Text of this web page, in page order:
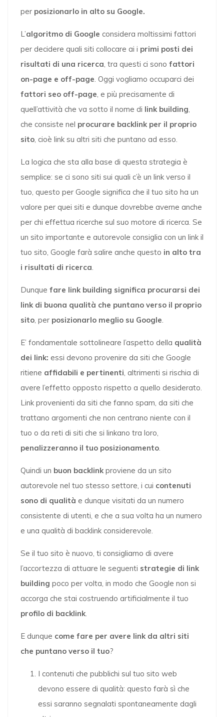
per posizionarlo in alto su Google.
L’algoritmo di Google considera moltissimi fattori
per decidere quali siti collocare ai i primi posti dei
risultati di una ricerca, tra questi ci sono fattori
on-page e off-page. Oggi vogliamo occuparci dei
fattori seo off-page, e più precisamente di
quell’attività che va sotto il nome di link building,
che consiste nel procurare backlink per il proprio
sito, cioè link su altri siti che puntano ad esso.
La logica che sta alla base di questa strategia è
semplice: se ci sono siti sui quali c’è un link verso il
tuo, questo per Google significa che il tuo sito ha un
valore per quei siti e dunque dovrebbe averne anche
per chi effettua ricerche sul suo motore di ricerca. Se
un sito importante e autorevole consiglia con un link il
tuo sito, Google farà salire anche questo in alto tra
i risultati di ricerca.
Dunque fare link building significa procurarsi dei
link di buona qualità che puntano verso il proprio
sito, per posizionarlo meglio su Google.
E’ fondamentale sottolineare l’aspetto della qualità
dei link: essi devono provenire da siti che Google
ritiene affidabili e pertinenti, altrimenti si rischia di
avere l’effetto opposto rispetto a quello desiderato.
Link provenienti da siti che fanno spam, da siti che
trattano argomenti che non centrano niente con il
tuo o da reti di siti che si linkano tra loro,
penalizzeranno il tuo posizionamento.
Quindi un buon backlinkproviene da un sito
autorevole nel tuo stesso settore, i cui contenuti
sono di qualità e dunque visitati da un numero
consistente di utenti, e che a sua volta ha un numero
e una qualità di backlink considerevole.
Se il tuo sito è nuovo, ti consigliamo di avere
l’accortezza di attuare le seguenti strategie di link
building poco per volta, in modo che Google non si
accorga che stai costruendo artificialmente il tuo
profilo di backlink.
E dunque come fare per avere link da altri siti
che puntano verso il tuo?
I contenuti che pubblichi sul tuo sito web
devono essere di qualità: questo farà sì che
essi saranno segnalati spontaneamente dagli